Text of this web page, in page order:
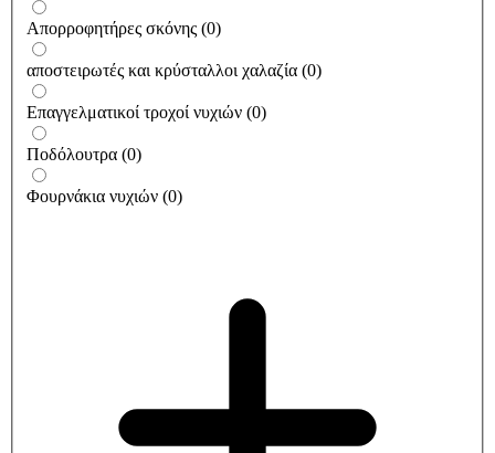
Απορροφητήρες σκόνης (0)
αποστειρωτές και κρύσταλλοι χαλαζία (0)
Επαγγελματικοί τροχοί νυχιών (0)
Ποδόλουτρα (0)
Φουρνάκια νυχιών (0)